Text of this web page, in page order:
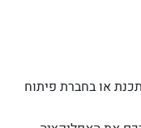
או בחברת פיתוח